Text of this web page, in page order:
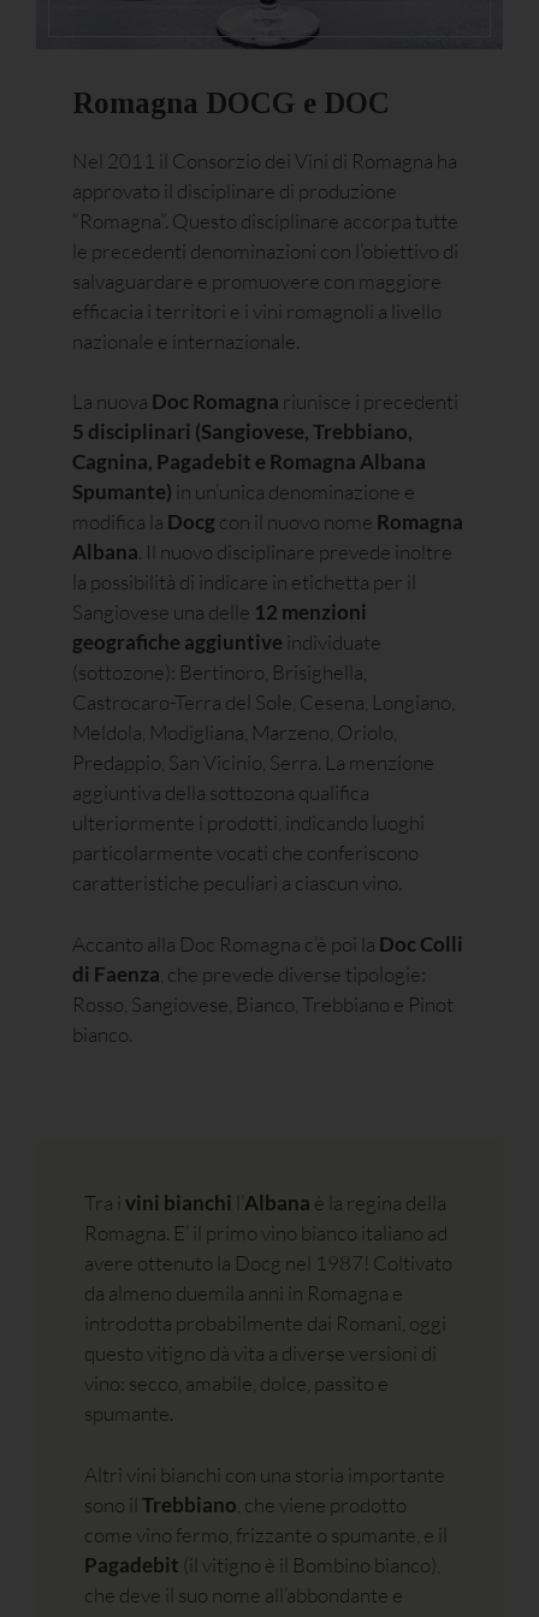
Romagna DOCG e DOC
Nel 2011 il Consorzio dei Vini di Romagna ha
approvato il disciplinare di produzione
“Romagna”. Questo disciplinare accorpa tutte
le precedenti denominazioni con l’obiettivo di
salvaguardare e promuovere con maggiore
efficacia i territori e i vini romagnoli a livello
nazionale e internazionale.
La nuova Doc Romagna riunisce i precedenti
5 disciplinari (Sangiovese, Trebbiano,
Cagnina, Pagadebit e Romagna Albana
Spumante) in un’unica denominazione e
modifica la Docgcon il nuovo nome Romagna
Albana. Il nuovo disciplinare prevede inoltre
la possibilità di indicare in etichetta per il
Sangiovese una delle 12 menzioni
geografiche aggiuntive individuate
(sottozone): Bertinoro, Brisighella,
Castrocaro-Terra del Sole, Cesena, Longiano,
Meldola, Modigliana, Marzeno, Oriolo,
Predappio, San Vicinio, Serra. La menzione
aggiuntiva della sottozona qualifica
ulteriormente i prodotti, indicando luoghi
particolarmente vocati che conferiscono
caratteristiche peculiari a ciascun vino.
Accanto alla Doc Romagna c’è poi la Doc Colli
di Faenza , che prevede diverse tipologie:
Rosso, Sangiovese, Bianco, Trebbiano e Pinot
bianco.
Tra i vini bianchi Albana è la regina della
Romagna. E’ il primo vino bianco italiano ad
avere ottenuto la Docg nel 1987! Coltivato
da almeno duemila anni in Romagna e
introdotta probabilmente dai Romani, oggi
questo vitigno dà vita a diverse versioni di
vino: secco, amabile, dolce, passito e
spumante.
Altri vini bianchi con una storia importante
sono il Trebbiano , che viene prodotto
come vino fermo, frizzante o spumante, e il
Pagadebit (il vitigno è il Bombino bianco),
che deve il suo nome all’abbondante e